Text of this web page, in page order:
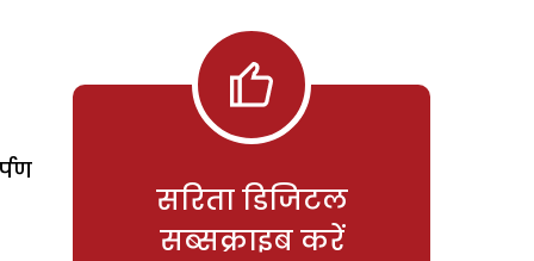
सरिता डिजिटल
सब्सक्राइब करें